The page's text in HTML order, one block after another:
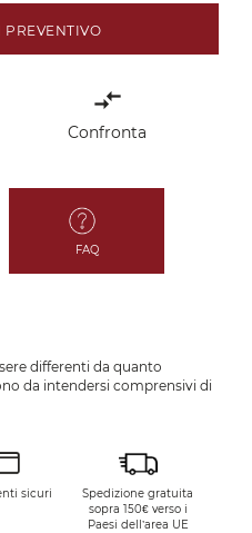
compare_arrows
Confronta
FAQ
differenti da quanto
da intendersi comprensivi di
sicuri
Spedizione gratuita
sopra 150€ verso i
Paesi dell’area UE